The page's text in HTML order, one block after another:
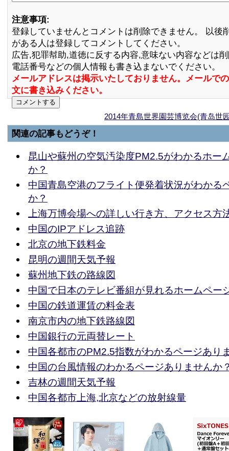
注意事項:
登録していませんとコメントは削除できません。 以後
がある人は登録してコメントしてください。
広告,犯罪幇助,道徳に反する内容,意味ない内容などは
電話番号などの個人情報も書き込まないでください。
メールアドレスは掲示いたしておりません。メールで
文に書き込みください。
2014年青島世界園芸博览会(青岛世
関連の記事もどうぞ！
昆山や蘇州の空気汚染度PM2.5がわかるホー
か？
中国青島空港のフライト便発着状況がわかる
か？
上海万博会場への詳しい行き方、アクセス方
中国のIPアドレス追跡
北京の地下鉄料金
昆明の週間天気予報
蘇州地下鉄の路線図
中国で日本のテレビ番組が見れるホームペー
中国の鉄道運賃の料金表
南京市内の地下鉄路線図
中国銀行の元両替レート
中国各都市のPM2.5指数がわかるページあり
中国の台風情報のわかるページありませんか
吉林の週間天気予報
中国各都市上海,北京などの放射線量